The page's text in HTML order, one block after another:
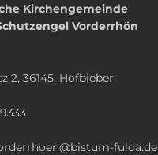
Kirchengemeinde
Vorderrhön
2, 36145, Hofbieber
fulda.de